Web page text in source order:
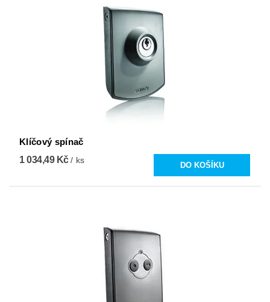
Klíčový spínač
1 034,49 Kč/ ks